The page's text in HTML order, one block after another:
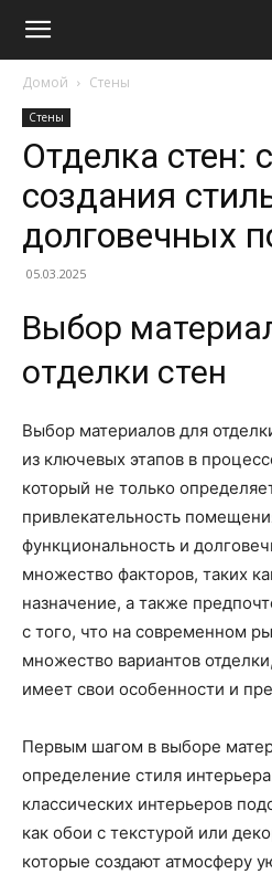
Домой Стены
Стены
Отделка стен:
создания
долговечных
05.03.2025
Выбор
отделки стен
Выбор материалов для
из ключевых этапов в
который не только
привлекательность
функциональность и
множество факторов, таких
назначение, а также
с того, что на современном
множество вариантов
имеет свои особенности и
Первым шагом в выборе
определение стиля
классических интерьеров
как обои с текстурой или
которые создают атмосферу